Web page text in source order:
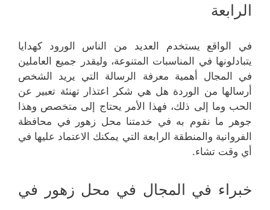
الرابعة
في الواقع يستخدم العديد من الناس الورود كهدايا
يتبادلونها في المناسبات المتنوعة، وليقدر جميع العاملين
في المجال أهمية معرفة الرسالة التي يريد الشخص
أرسالها من الوردة هل هي شكر اعتذار تهنئة تعبير عن
الحب وما إلى ذلك، فهذا الأمر يحتاج إلى متخصص وهذا
جوهر ما نقوم به في خدمتنا محل زهور في محافظة
الفروانية والمنطقة الرابعة التي يمكنك الاعتماد عليها في
أي وقت تشاء.
خبراء في المجال في محل زهور في